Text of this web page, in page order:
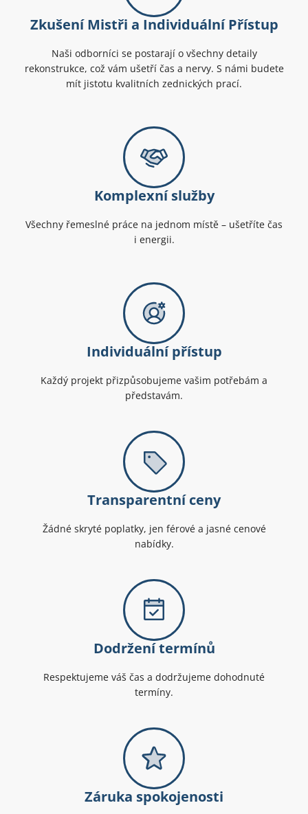
Zkušení Mistři a Individuální Přístup
Naši odborníci se postarají o všechny detaily
rekonstrukce, což vám ušetří čas a nervy. S námi budete
mít jistotu kvalitních zednických prací.
Komplexní služby
Všechny řemeslné práce na jednom místě – ušetříte čas
i energii.
Individuální přístup
Každý projekt přizpůsobujeme vašim potřebám a
představám.
Transparentní ceny
Žádné skryté poplatky, jen férové a jasné cenové
nabídky.
Dodržení termínů
Respektujeme váš čas a dodržujeme dohodnuté
termíny.
Záruka spokojenosti